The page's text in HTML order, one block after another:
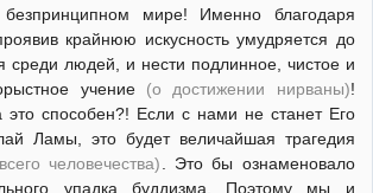
мире! Именно благодаря
крайнюю искусность умудряется до
среди людей, и нести подлинное, чистое и
учение (о достижении нирваны)!
это способен?! Если с нами не станет Его
Ламы, это будет величайшая трагедия
человечества) . Это бы ознаменовало
упадка буддизма. Поэтому мы и